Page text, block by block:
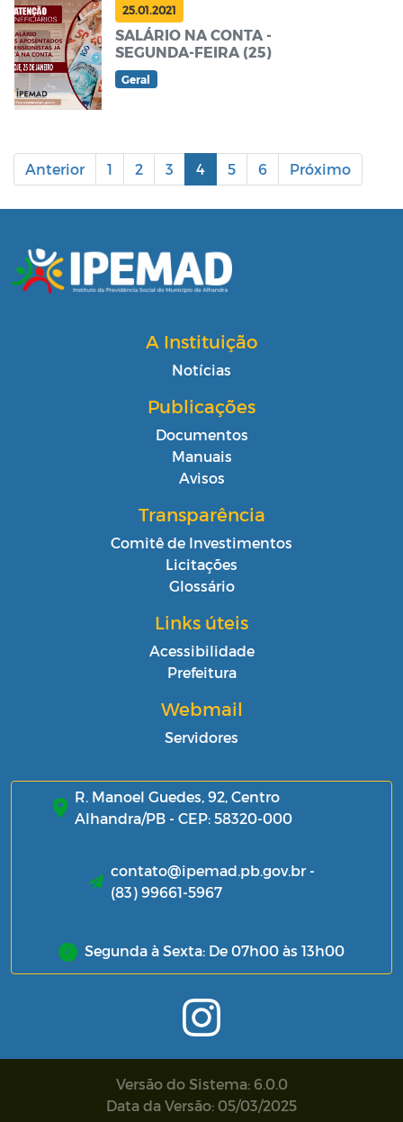
25.01.2021
SALÁRIO NA CONTA -
SEGUNDA-FEIRA (25)
Geral
Anterior 1 2 3 4 5 6 Próximo
A Instituição
Notícias
Publicações
Documentos
Manuais
Avisos
Transparência
Comitê de Investimentos
Licitações
Glossário
Links úteis
Acessibilidade
Prefeitura
Webmail
Servidores
R. Manoel Guedes, 92, Centro
Alhandra/PB - CEP: 58320-000
contato@ipemad.pb.gov.br -
(83) 99661-5967
Segunda à Sexta: De 07h00 às 13h00
Versão do Sistema: 6.0.0
Data da Versão: 05/03/2025